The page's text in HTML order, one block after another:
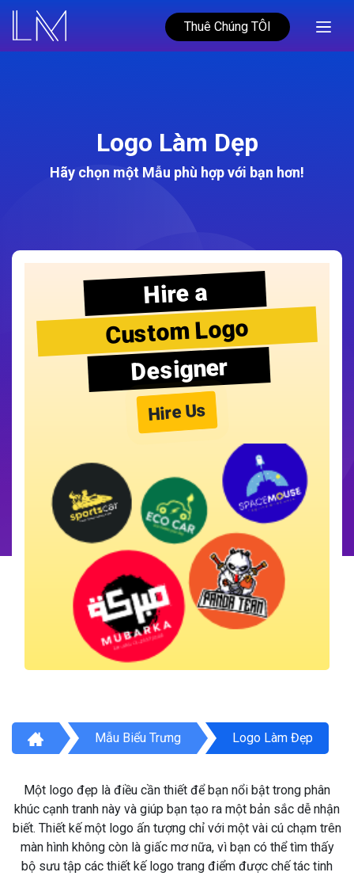
Thuê Chúng TÔI
Logo Làm Dẹp
Hãy chọn một Mẫu phù hợp với bạn hơn!
Hire a
Custom Logo
Designer
Hire Us
Mẫu Biểu Trưng Logo Làm Đẹp
Một logo đẹp là điều cần thiết để bạn nổi bật trong phân
khúc cạnh tranh này và giúp bạn tạo ra một bản sắc dễ nhận
biết. Thiết kế một logo ấn tượng chỉ với một vài cú chạm trên
màn hình không còn là giấc mơ nữa, vì bạn có thể tìm thấy
bộ sưu tập các thiết kế logo trang điểm được chế tác tinh